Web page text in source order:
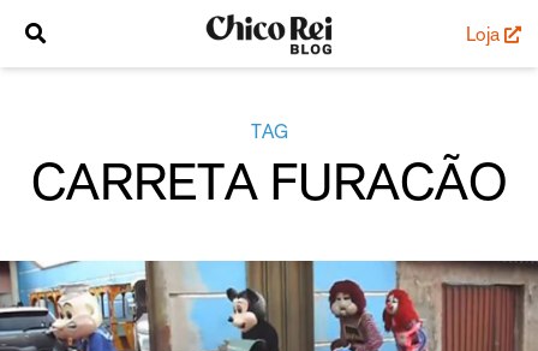
Loja
TAG
CARRETA FURACÃO